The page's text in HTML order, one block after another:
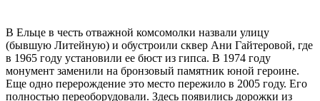
В Ельце в честь отважной комсомолки назвали улицу
(бывшую Литейную) и обустроили сквер Ани Гайтеровой, где
в 1965 году установили ее бюст из гипса. В 1974 году
монумент заменили на бронзовый памятник юной героине.
Еще одно перерождение это место пережило в 2005 году. Его
полностью переоборудовали. Здесь появились дорожки из